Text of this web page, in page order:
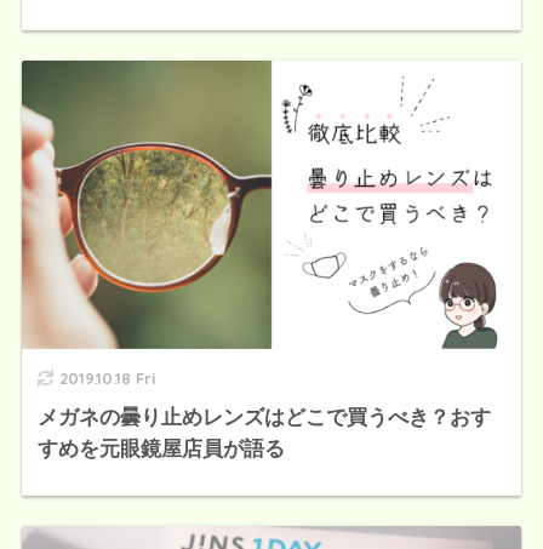
2019.10.18 Fri
メガネの曇り止めレンズはどこで買うべき？おす
すめを元眼鏡屋店員が語る